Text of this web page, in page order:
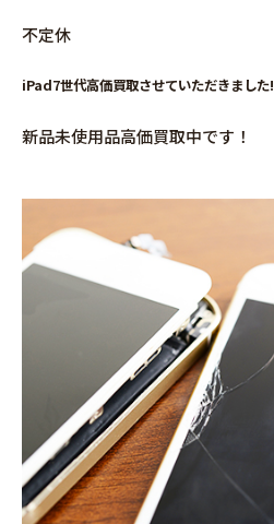
不定休
iPad7世代高価買取させていただきました!
新品未使用品高価買取中です！